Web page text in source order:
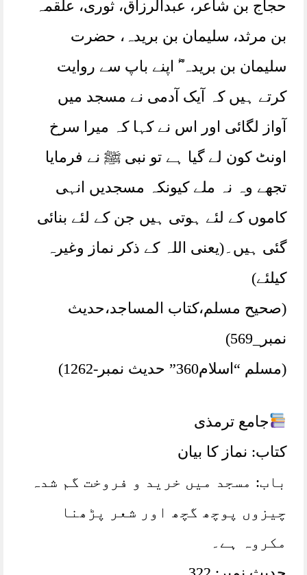
حجاج بن شاعر، عبدالرزاق، ثوری، علقمہ
بن مرثد، سلیمان بن بریدہ، حضرت
سلیمان بن بریدہ ؓ اپنے باپ سے روایت
کرتے ہیں کہ آیک آدمی نے مسجد میں
آواز لگائی اور اس نے کہا کہ میرا سرخ
اونٹ کون لے گیا ہے تو نبی ﷺ نے فرمایا
تجھے وہ نہ ملے کیونکہ مسجدیں انہی
کاموں کے لئے ہوتی ہیں جن کے لئے بنائی
گئی ہیں۔(یعنی اللہ کے ذکر نماز وغیرہ
کیلئے)
(صحیح مسلم،کتاب المساجد،حدیث
نمبر_569)
(مسلم “اسلام360” حدیث نمبر-1262)
جامع ترمذی
کتاب: نماز کا بیان
باب: مسجد میں خرید و فروخت گم شدہ
چیزوں پوچھ گچھ اور شعر پڑھنا
مکروہ ہے۔